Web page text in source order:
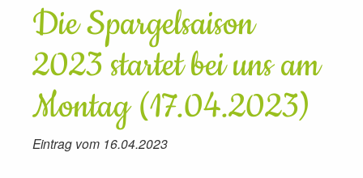
Die Spargelsaison
2023 startet bei uns am
Montag (17.04.2023)
Eintrag vom 16.04.2023